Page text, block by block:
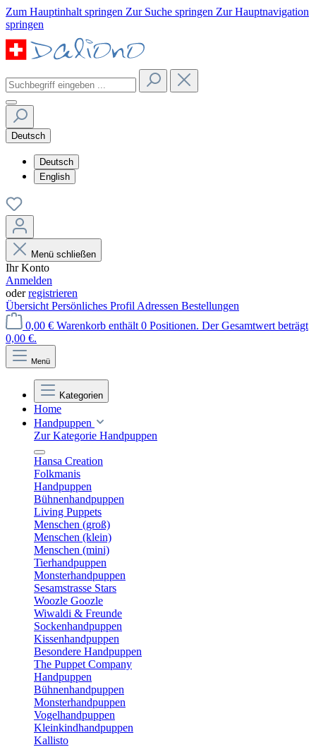
Zum Hauptinhalt springen Zur Suche springen Zur Hauptnavigation
springen
Deutsch
Deutsch
English
Menü schließen
Ihr Konto
Anmelden
oderregistrieren
Übersicht Persönliches Profil Adressen Bestellungen
0,00 € Warenkorb enthält 0 Positionen. Der Gesamtwert beträgt
0,00 €.
Menü
Kategorien
Home
Handpuppen
Zur Kategorie Handpuppen
Hansa Creation
Folkmanis
Handpuppen
Bühnenhandpuppen
Living Puppets
Menschen (groß)
Menschen (klein)
Menschen (mini)
Tierhandpuppen
Monsterhandpuppen
Sesamstrasse Stars
Woozle Goozle
Wiwaldi & Freunde
Sockenhandpuppen
Kissenhandpuppen
Besondere Handpuppen
The Puppet Company
Handpuppen
Bühnenhandpuppen
Monsterhandpuppen
Vogelhandpuppen
Kleinkindhandpuppen
Kallisto